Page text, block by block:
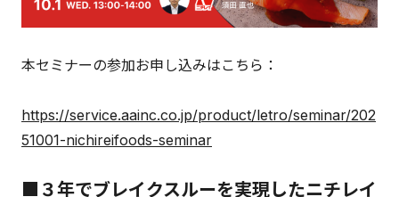
本セミナーの参加お申し込みはこちら：
https://service.aainc.co.jp/product/letro/seminar/202
51001-nichireifoods-seminar
■３年でブレイクスルーを実現したニチレイ